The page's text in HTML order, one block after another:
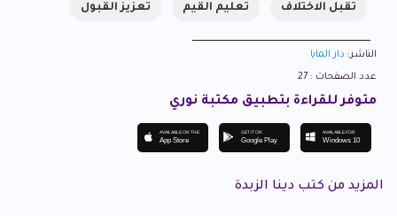
تقبل الاختلاف تعليم القيم تعزيز القبول
الناشر: دار المايا
عدد الصفحات : 27
متوفر للقراءة بتطبيق مكتبة نوري
AVAILABLE ON THE
App Store
GET IT ON
Google Play
AVAILABLE FOR
Windows 10
المزيد من كتب دينا الزبدة